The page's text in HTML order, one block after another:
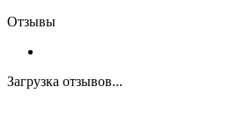
Отзывы
Загрузка отзывов...